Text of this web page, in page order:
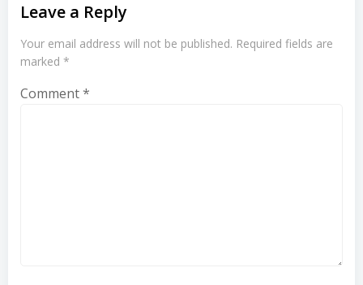
Leave a Reply
Your email address will not be published. Required fields are
marked *
Comment*